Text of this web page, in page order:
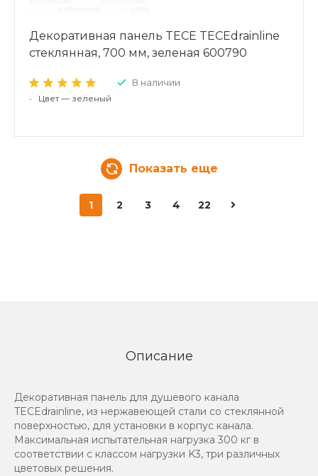
Декоративная панель TECE TECEdrainline
стеклянная, 700 мм, зеленая 600790
В наличии
• Цвет — зеленый
Показать еще
1 2 3 4 22
Описание
Декоративная панель для душевого канала
TECEdrainline, из нержавеющей стали со стеклянной
поверхностью, для установки в корпус канала.
Максимальная испытательная нагрузка 300 кг в
соответствии с классом нагрузки K3, три различных
цветовых решения.